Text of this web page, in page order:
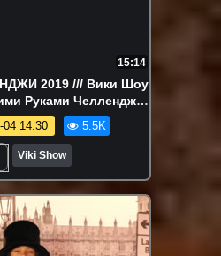
15:14
2019 /// Вики Шоу
Руками Челлендж с
/ Вики Шоу
04 14:30 5.5K
Viki Show